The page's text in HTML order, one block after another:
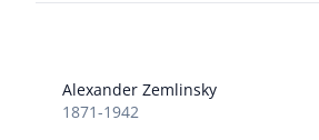
Alexander Zemlinsky
1871-1942